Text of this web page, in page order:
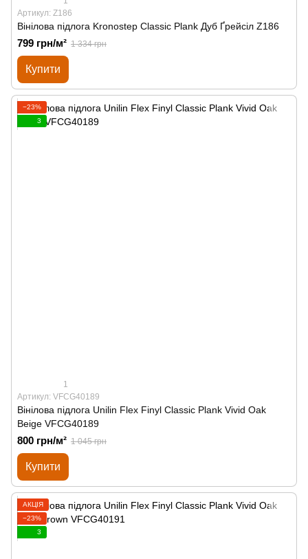
Артикул: Z186
Вінілова підлога Kronostep Classic Plank Дуб Ґрейсіл Z186
799 грн/м² 1 334 грн
Купити
−23%
3
1
Артикул: VFCG40189
Вінілова підлога Unilin Flex Finyl Classic Plank Vivid Oak
Beige VFCG40189
800 грн/м² 1 045 грн
Купити
АКЦІЯ
−23%
3